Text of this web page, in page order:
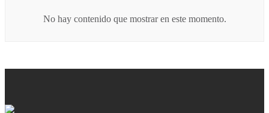
No hay contenido que mostrar en este momento.